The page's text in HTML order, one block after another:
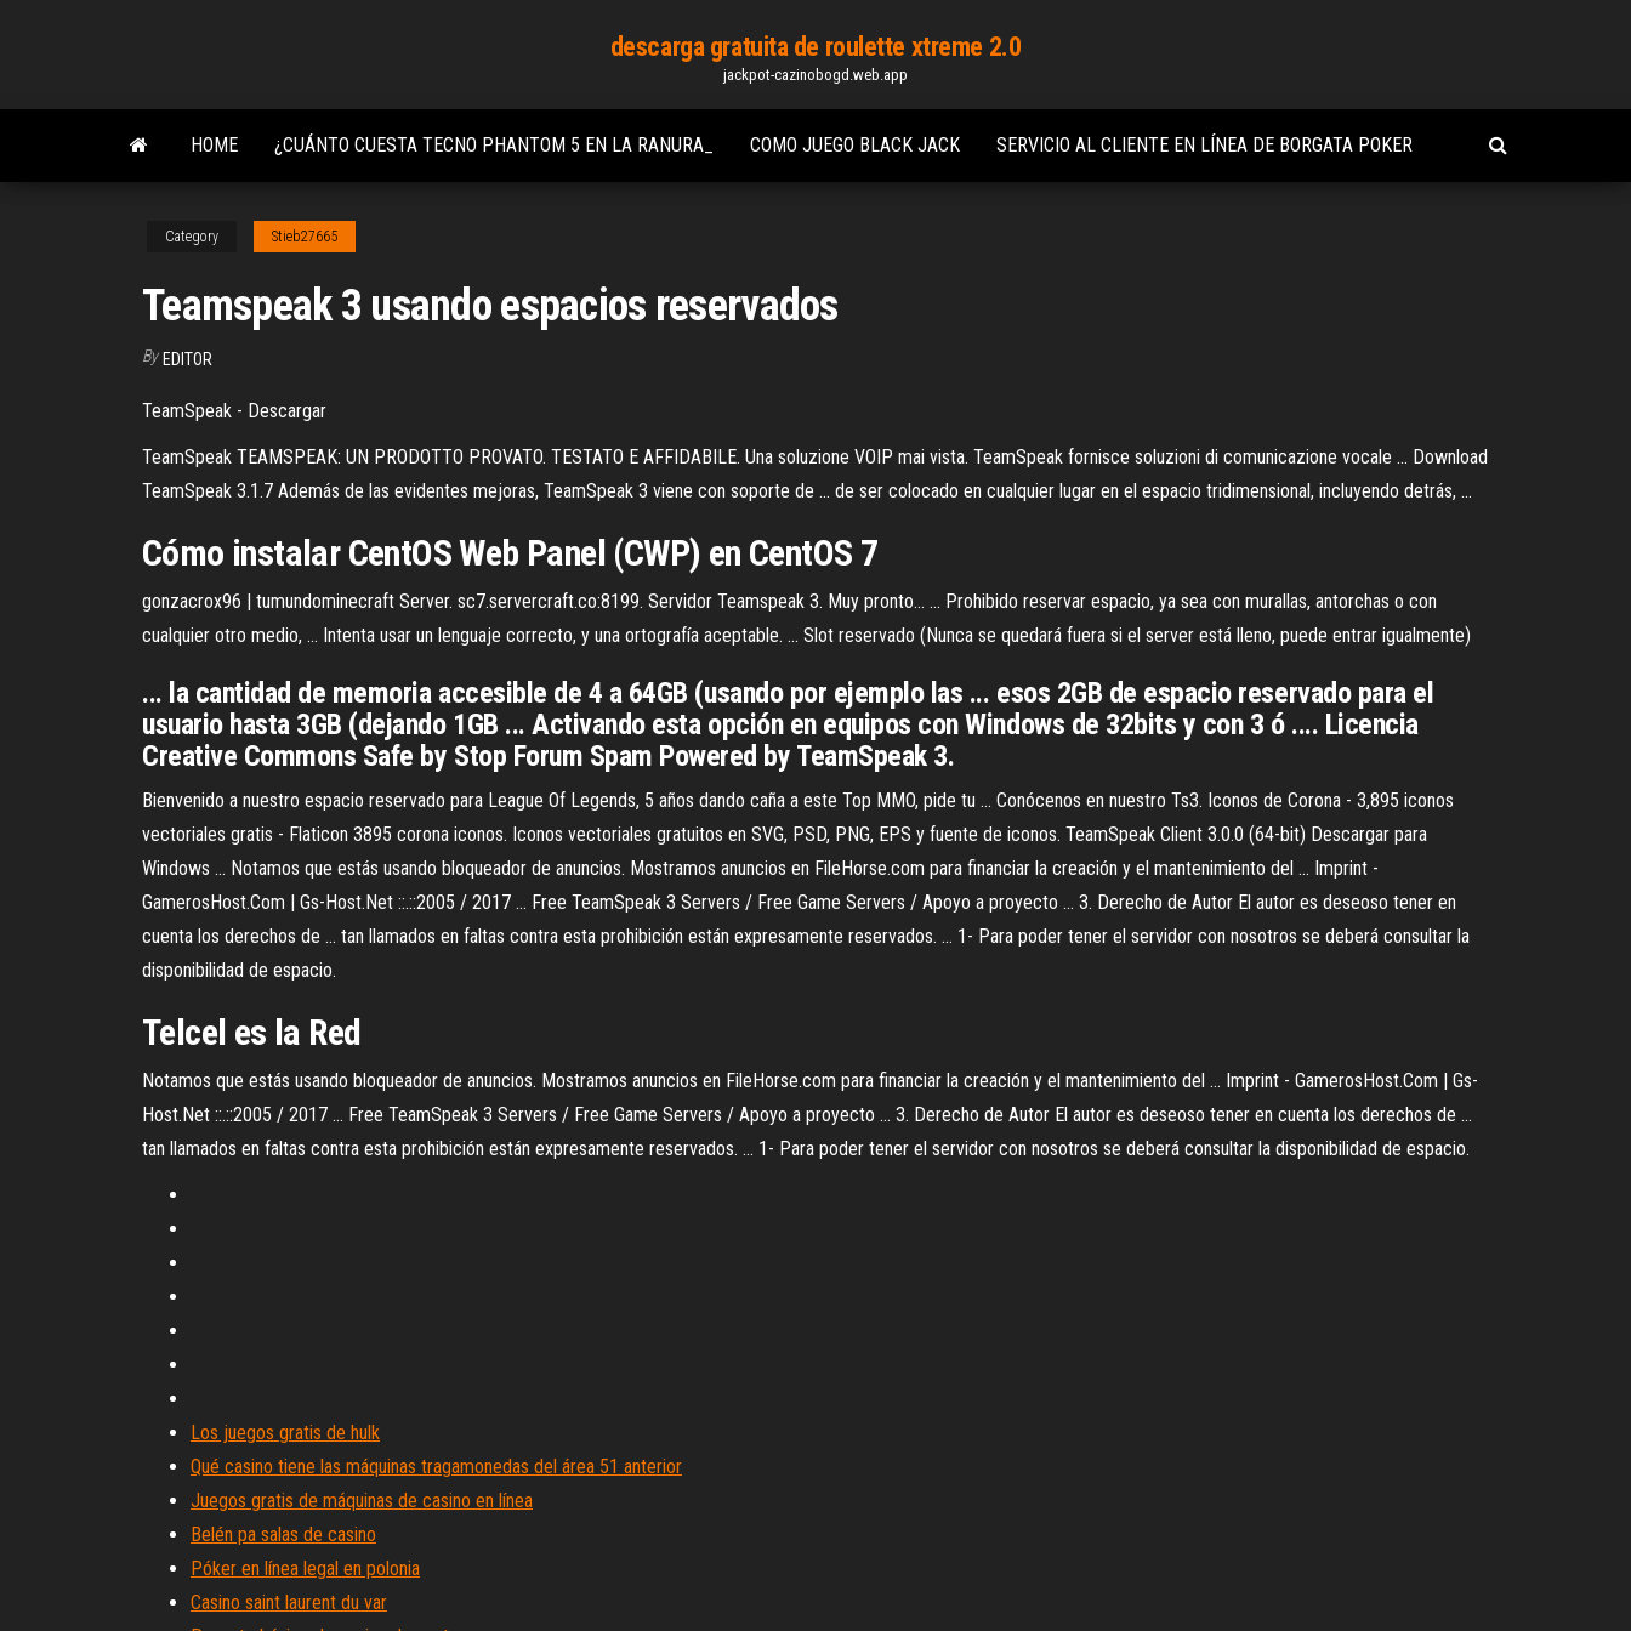
content
descarga gratuita de roulette xtreme 2.0
jackpot-cazinobogd.web.app
HOME ¿CUÁNTO CUESTA TECNO PHANTOM 5 EN LA RANURA_ COMO JUEGO BLACK JACK SERVICIO AL CLIENTE EN LÍNEA DE BORGATA POKER
Category Stieb27665
Teamspeak 3 usando espacios reservados
By EDITOR
TeamSpeak - Descargar
TeamSpeak TEAMSPEAK: UN PRODOTTO PROVATO. TESTATO E AFFIDABILE. Una soluzione VOIP mai vista. TeamSpeak fornisce soluzioni di comunicazione vocale ... Download
TeamSpeak 3.1.7 Además de las evidentes mejoras, TeamSpeak 3 viene con soporte de ... de ser colocado en cualquier lugar en el espacio tridimensional, incluyendo detrás, ...
Cómo instalar CentOS Web Panel (CWP) en CentOS 7
gonzacrox96 | tumundominecraft Server. sc7.servercraft.co:8199. Servidor Teamspeak 3. Muy pronto… ... Prohibido reservar espacio, ya sea con murallas, antorchas o con
cualquier otro medio, ... Intenta usar un lenguaje correcto, y una ortografía aceptable. ... Slot reservado (Nunca se quedará fuera si el server está lleno, puede entrar igualmente)
... la cantidad de memoria accesible de 4 a 64GB (usando por ejemplo las ... esos 2GB de espacio reservado para el
usuario hasta 3GB (dejando 1GB ... Activando esta opción en equipos con Windows de 32bits y con 3 ó .... Licencia
Creative Commons Safe by Stop Forum Spam Powered by TeamSpeak 3.
Bienvenido a nuestro espacio reservado para League Of Legends, 5 años dando caña a este Top MMO, pide tu ... Conócenos en nuestro Ts3. Iconos de Corona - 3,895 iconos
vectoriales gratis - Flaticon 3895 corona iconos. Iconos vectoriales gratuitos en SVG, PSD, PNG, EPS y fuente de iconos. TeamSpeak Client 3.0.0 (64-bit) Descargar para
Windows ... Notamos que estás usando bloqueador de anuncios. Mostramos anuncios en FileHorse.com para financiar la creación y el mantenimiento del ... Imprint -
GamerosHost.Com | Gs-Host.Net ::.::2005 / 2017 ... Free TeamSpeak 3 Servers / Free Game Servers / Apoyo a proyecto ... 3. Derecho de Autor El autor es deseoso tener en
cuenta los derechos de ... tan llamados en faltas contra esta prohibición están expresamente reservados. ... 1- Para poder tener el servidor con nosotros se deberá consultar la
disponibilidad de espacio.
Telcel es la Red
Notamos que estás usando bloqueador de anuncios. Mostramos anuncios en FileHorse.com para financiar la creación y el mantenimiento del ... Imprint - GamerosHost.Com | Gs-
Host.Net ::.::2005 / 2017 ... Free TeamSpeak 3 Servers / Free Game Servers / Apoyo a proyecto ... 3. Derecho de Autor El autor es deseoso tener en cuenta los derechos de ...
tan llamados en faltas contra esta prohibición están expresamente reservados. ... 1- Para poder tener el servidor con nosotros se deberá consultar la disponibilidad de espacio.
Los juegos gratis de hulk
Qué casino tiene las máquinas tragamonedas del área 51 anterior
Juegos gratis de máquinas de casino en línea
Belén pa salas de casino
Póker en línea legal en polonia
Casino saint laurent du var